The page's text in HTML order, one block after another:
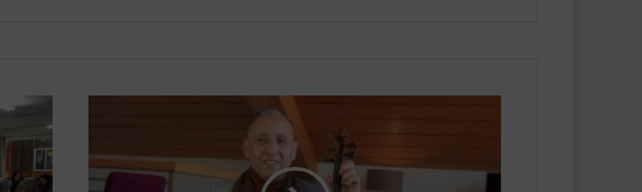
ح
ا
ض